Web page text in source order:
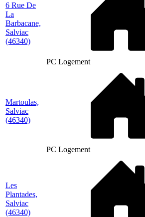
6 Rue De
La
Barbacane,
Salviac
(46340)
PC Logement
Martoulas,
Salviac
(46340)
PC Logement
Les
Plantades,
Salviac
(46340)